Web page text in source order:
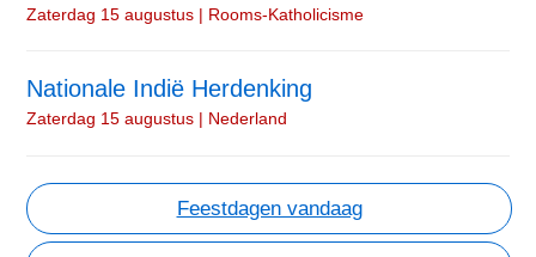
Zaterdag 15 augustus | Rooms-Katholicisme
Nationale Indië Herdenking
Zaterdag 15 augustus | Nederland
Feestdagen vandaag